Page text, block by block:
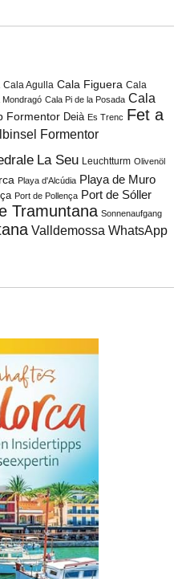
Cala Agulla Cala Figuera Cala
Mondragó Cala Pi de la Posada Cala
Formentor Deià Es Trenc Fet a
Formentor
La Seu Leuchtturm Olivenöl
Playa d'Alcúdia Playa de Muro
Port de Pollença Port de Sóller
Tramuntana Sonnenaufgang
Valldemossa WhatsApp